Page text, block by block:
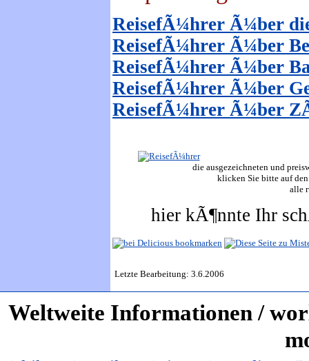
ReisefÃ¼hrer Ã¼ber
ReisefÃ¼hrer Ã¼ber
ReisefÃ¼hrer Ã¼ber
ReisefÃ¼hrer Ã¼ber
ReisefÃ¼hrer Ã¼ber
die ausgezeichneten und
klicken Sie bitte auf
alle
hier kÃ¶nnte Ihr
Letzte Bearbeitung: 3.6.2006
Weltweite Informationen /